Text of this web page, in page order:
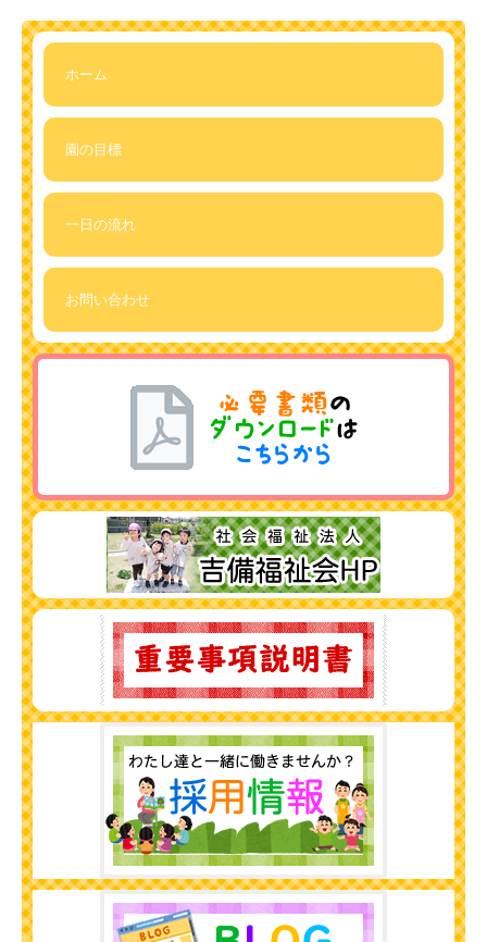
ホーム
園の目標
一日の流れ
お問い合わせ